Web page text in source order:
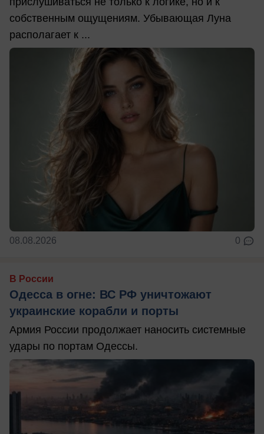
собственным ощущениям. Убывающая Луна
располагает к ...
08.08.2026 0
В России
Одесса в огне: ВС РФ уничтожают
украинские корабли и порты
Армия России продолжает наносить системные
удары по портам Одессы.